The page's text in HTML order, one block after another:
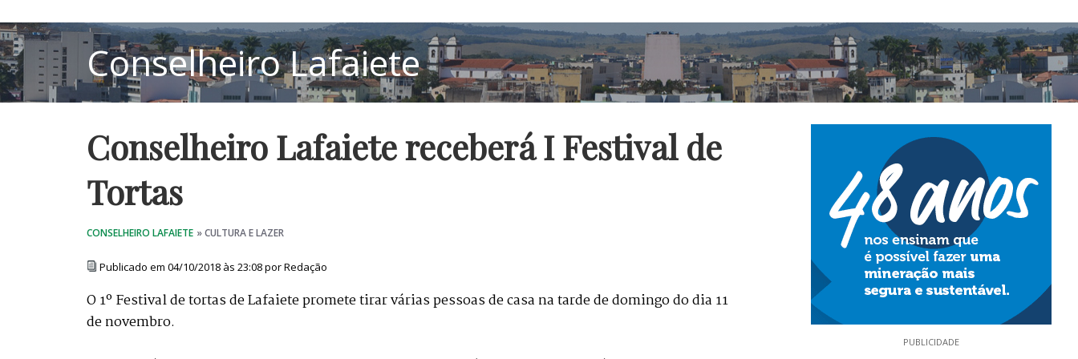
Conselheiro Lafaiete receberá I Festival de
Tortas
Publicado em 04/10/2018 às 23:08 por Redação
O 1º Festival de tortas de Lafaiete promete tirar várias pessoas de casa na tarde de domingo do dia 11
de novembro.
PUBLICIDADE